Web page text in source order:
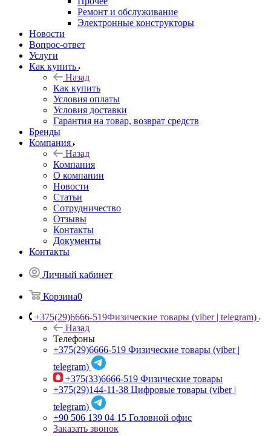
Ремонт и обслуживание
Электронные конструкторы
Новости
Вопрос-ответ
Услуги
Как купить
Назад
Как купить
Условия оплаты
Условия доставки
Гарантия на товар, возврат средств
Бренды
Компания
Назад
Компания
О компании
Новости
Статьи
Сотрудничество
Отзывы
Контакты
Документы
Контакты
Личный кабинет
Корзина0
+375(29)6666-519Физические товары (viber | telegram)
Назад
Телефоны
+375(29)6666-519 Физические товары (viber |
telegram)
+375(33)6666-519 Физические товары
+375(29)144-11-38 Цифровые товары (viber |
telegram)
+90 506 139 04 15 Головной офис
Заказать звонок